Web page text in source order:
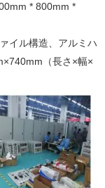
* 800mm *
イル構造、アルミハ
（長さ×幅×